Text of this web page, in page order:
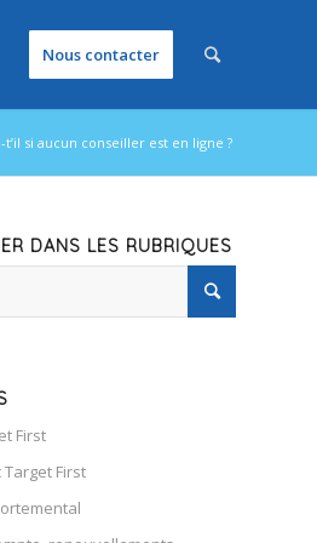
Nous contacter
t’il si aucun conseiller est en ligne ?
DANS LES RUBRIQUES
First
First